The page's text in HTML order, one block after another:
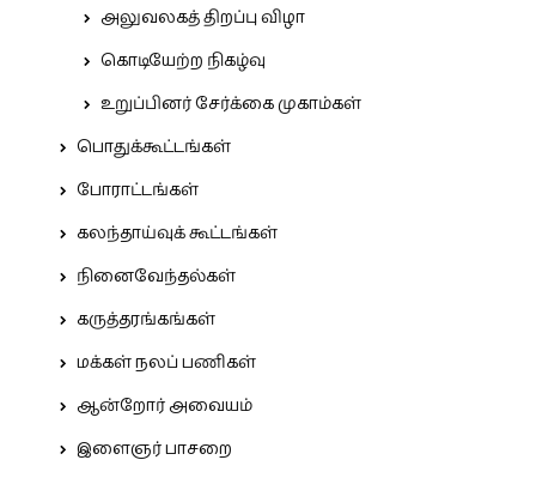
அலுவலகத் திறப்பு விழா
கொடியேற்ற நிகழ்வு
உறுப்பினர் சேர்க்கை முகாம்கள்
பொதுக்கூட்டங்கள்
போராட்டங்கள்
கலந்தாய்வுக் கூட்டங்கள்
நினைவேந்தல்கள்
கருத்தரங்கங்கள்
மக்கள் நலப் பணிகள்
ஆன்றோர் அவையம்
இளைஞர் பாசறை